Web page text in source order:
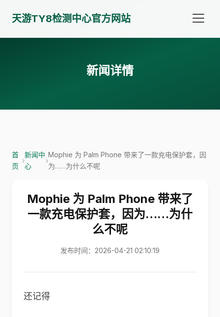
天游TY8检测中心官方网站
新闻详情
首
页
›
新闻中
心
›
Mophie 为 Palm Phone 带来了一款充电保护套，因
为……为什么不呢
Mophie 为 Palm Phone 带来了
一款充电保护套，因为……为什
么不呢
发布时间：2026-04-21 02:10:19
还记得